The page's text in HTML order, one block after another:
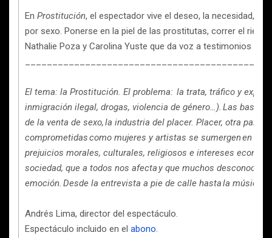
En Prostitución, el espectador vive el deseo, la necesidad, el
por sexo. Ponerse en la piel de las prostitutas, correr el
Nathalie Poza y Carolina Yuste que da voz a testimonios
El tema: la Prostitución. El problema: la trata, tráfico y
inmigración ilegal, drogas, violencia de género…). Las
de la venta de sexo, la industria del placer. Placer, otra
comprometidas como mujeres y artistas se sumergen en un
prejuicios morales, culturales, religiosos e intereses
sociedad, que a todos nos afecta y que muchos
emoción. Desde la entrevista a pie de calle hasta la música
Andrés Lima, director del espectáculo.
Espectáculo incluido en el abono.